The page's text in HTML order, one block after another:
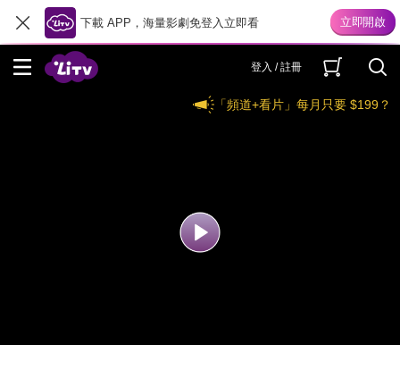
下載 APP，海量影劇免登入立即看
登入 / 註冊
「頻道+看片」每月只要 $199？